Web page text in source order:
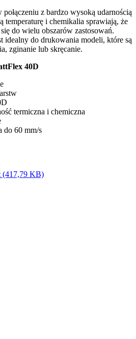
z bardzo wysoką udarnością
temperaturę i chemikalia sprawiają, że
do wielu obszarów zastosowań.
idealny do drukowania modeli, które są
zginanie lub skręcanie.
40D
termiczna i chemiczna
do 60 mm/s
(417,79 KB)